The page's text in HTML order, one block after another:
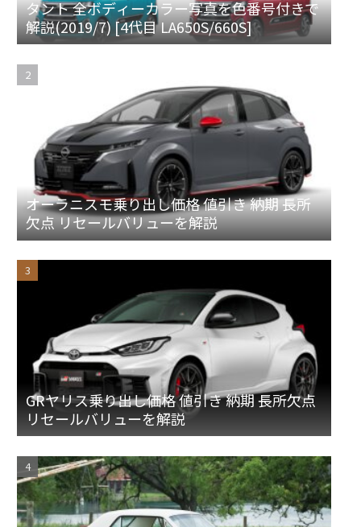
タント 全ボディーカラー写真を色番号付きで
解説(2019/7) [4代目 LA650S/660S]
オーラニスモ乗り出し価格 値引き 納期 長所
欠点 リセールバリューを解説
GRヤリス乗り出し価格 値引き 納期 長所欠点
リセールバリューを解説